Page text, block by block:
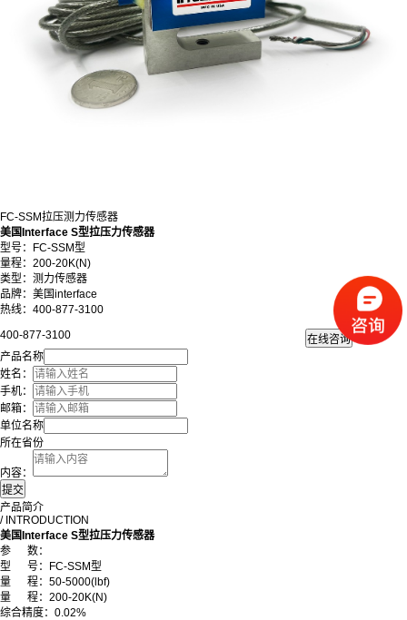
FC-SSM拉压测力传感器
美国Interface S型拉压力传感器
型号：FC-SSM型
量程：200-20K(N)
类型：测力传感器
品牌：美国interface
热线：400-877-3100
400-877-3100
产品名称
姓名：
手机：
邮箱：
单位名称
所在省份
内容：
产品简介
/ INTRODUCTION
美国Interface S型拉压力传感器
参
数：
型
号：
FC-SSM型
量
程： 50-5000(lbf)
量 程： 200-20K(N)
综合精度：0.02%